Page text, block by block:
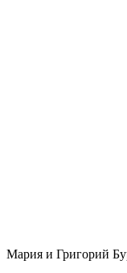
Мария и Григорий